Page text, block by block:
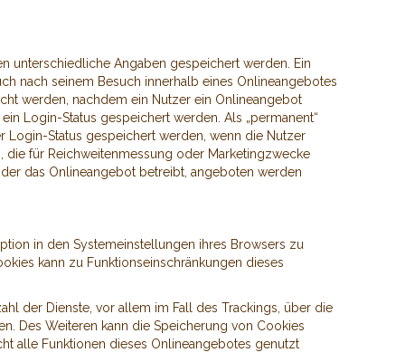
unterschiedliche Angaben gespeichert werden. Ein
nach seinem Besuch innerhalb eines Onlineangebotes
werden, nachdem ein Nutzer ein Onlineangebot
Login-Status gespeichert werden. Als „permanent“
Login-Status gespeichert werden, wenn die Nutzer
für Reichweitenmessung oder Marketingzwecke
das Onlineangebot betreibt, angeboten werden
in den Systemeinstellungen ihres Browsers zu
kann zu Funktionseinschränkungen dieses
der Dienste, vor allem im Fall des Trackings, über die
Des Weiteren kann die Speicherung von Cookies
alle Funktionen dieses Onlineangebotes genutzt